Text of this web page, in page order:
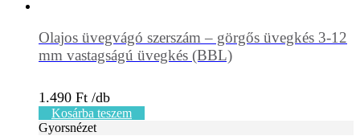
Olajos üvegvágó szerszám – görgős üvegkés 3-12
mm vastagságú üvegkés (BBL)
1.490 Ft
Kosárba teszem
Gyorsnézet